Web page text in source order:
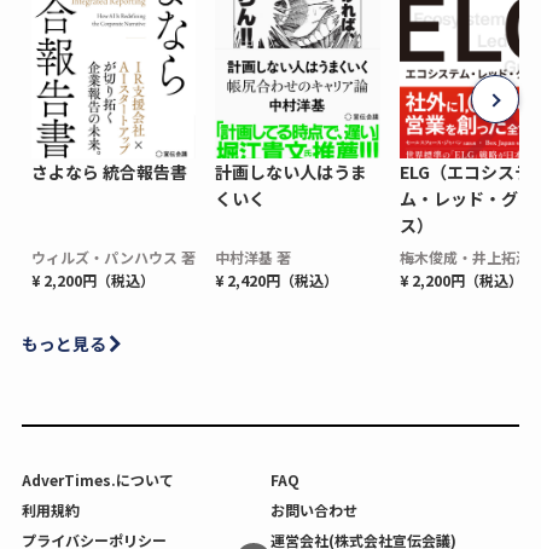
さよなら 統合報告書
ウィルズ・パンハウス 著
¥ 2,200円（税込）
計画しない人はうま
くいく
中村洋基 著
¥ 2,420円（税込）
ELG（エコシステ
ム・レッド・グロ
ス）
梅木俊成・井上拓海
¥ 2,200円（税込）
もっと見る
AdverTimes.について
FAQ
利用規約
お問い合わせ
プライバシーポリシー
運営会社(株式会社宣伝会議)